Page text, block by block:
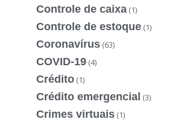
Controle de caixa (1)
Controle de estoque (1)
Coronavírus (63)
COVID-19 (4)
Crédito (1)
Crédito emergencial (3)
Crimes virtuais (1)